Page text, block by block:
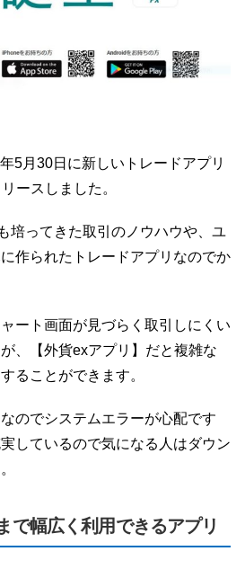
5月30日に新しいトレードアプリ
ースしました。
培ってきた取引のノウハウや、ユ
作られたトレードアプリなのでか
ート画面が見づらく取引しにくい
、【外貨exアプリ】だと複雑な
ることができます。
のでシステムエラーが心配です
しているので気になる人はダウン
で幅広く利用できるアプリ